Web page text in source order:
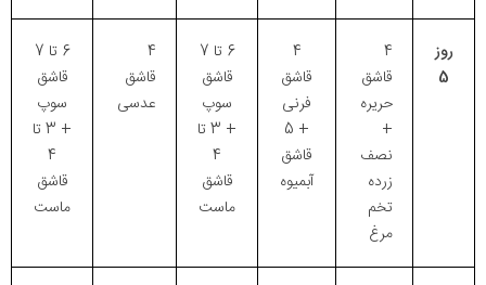
روز
5
4
قاشق
حریره
+
نصف
زرده
تخم
مرغ
4
قاشق
فرنی
+ 5
قاشق
آبمیوه
6 تا 7
قاشق
سوپ
+ 3 تا
4
قاشق
ماست
4
قاشق
عدسی
6 تا 7
قاشق
سوپ
+ 3 تا
4
قاشق
ماست